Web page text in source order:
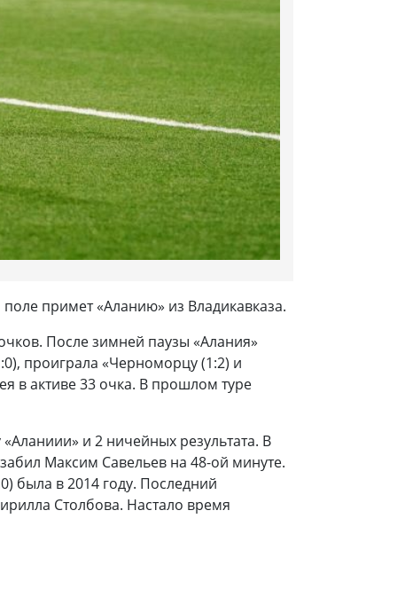
примет «Аланию» из Владикавказа.
После зимней паузы «Алания»
проиграла «Черноморцу (1:2) и
в активе 33 очка. В прошлом туре
и 2 ничейных результата. В
Максим Савельев на 48-ой минуте.
была в 2014 году. Последний
Столбова. Настало время